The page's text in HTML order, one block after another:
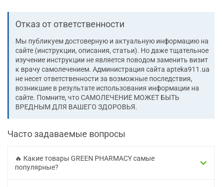
Отказ от ответственности
Мы публикуем достоверную и актуальную информацию на
сайте (инструкции, описания, статьи). Но даже тщательное
изучение инструкции не является поводом заменить визит
к врачу самолечением. Администрация сайта apteka911.ua
не несет ответственности за возможные последствия,
возникшие в результате использования информации на
сайте. Помните, что CАМОЛЕЧЕНИЕ МОЖЕТ БЫТЬ
ВРЕДНЫМ ДЛЯ ВАШЕГО ЗДОРОВЬЯ.
Часто задаваемые вопросы
🔥 Какие товары GREEN PHARMACY самые
популярные?